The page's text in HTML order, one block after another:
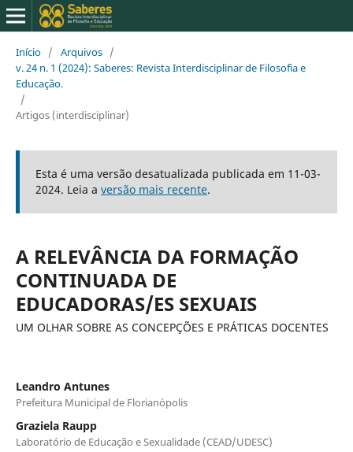
Início / Arquivos /
v. 24 n. 1 (2024): Saberes: Revista Interdisciplinar de Filosofia e
Educação.
/
Artigos (interdisciplinar)
Esta é uma versão desatualizada publicada em 11-03-
2024. Leia a versão mais recente.
A RELEVÂNCIA DA FORMAÇÃO
CONTINUADA DE
EDUCADORAS/ES SEXUAIS
UM OLHAR SOBRE AS CONCEPÇÕES E PRÁTICAS DOCENTES
Leandro Antunes
Prefeitura Municipal de Florianópolis
Graziela Raupp
Laboratório de Educação e Sexualidade (CEAD/UDESC)